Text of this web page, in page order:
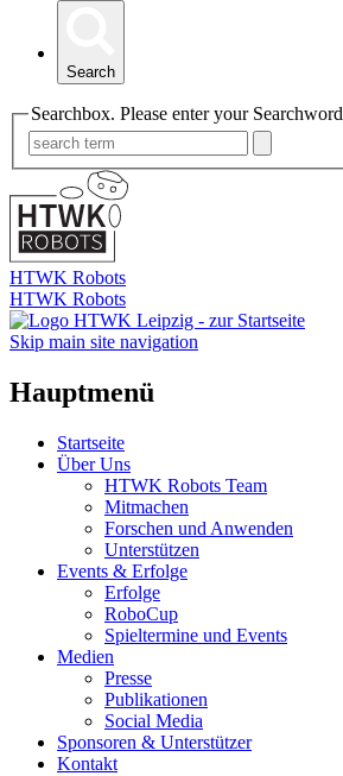
Search
Searchbox. Please enter your Searchword
HTWK Robots
HTWK Robots
Skip main site navigation
Hauptmenü
Startseite
Über Uns
HTWK Robots Team
Mitmachen
Forschen und Anwenden
Unterstützen
Events & Erfolge
Erfolge
RoboCup
Spieltermine und Events
Medien
Presse
Publikationen
Social Media
Sponsoren & Unterstützer
Kontakt